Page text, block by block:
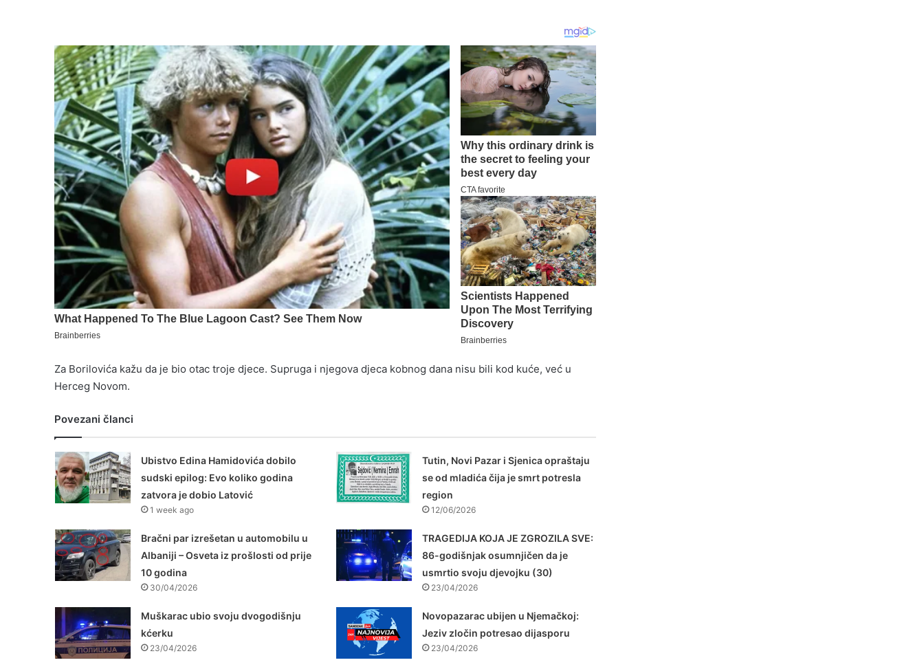
Za Borilovića kažu da je bio otac troje djece. Supruga i njegova djeca kobnog dana nisu bili kod kuće, već u
Herceg Novom.
Povezani članci
Ubistvo Edina Hamidovića dobilo
sudski epilog: Evo koliko godina
zatvora je dobio Latović
1 week ago
Tutin, Novi Pazar i Sjenica opraštaju
se od mladića čija je smrt potresla
region
12/06/2026
Bračni par izrešetan u automobilu u
Albaniji – Osveta iz prošlosti od prije
10 godina
30/04/2026
TRAGEDIJA KOJA JE ZGROZILA SVE:
86-godišnjak osumnjičen da je
usmrtio svoju djevojku (30)
23/04/2026
Muškarac ubio svoju dvogodišnju
kćerku
23/04/2026
Novopazarac ubijen u Njemačkoj:
Jeziv zločin potresao dijasporu
23/04/2026